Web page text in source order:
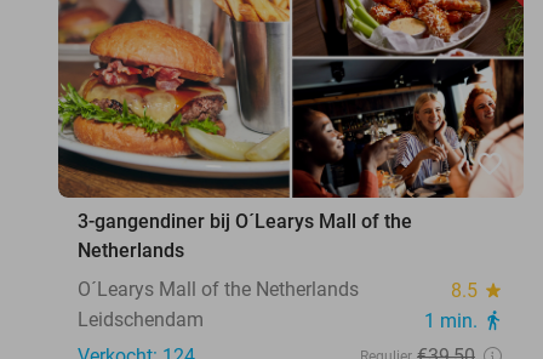
favorite_border
3-gangendiner bij O´Learys Mall of the
Netherlands
O´Learys Mall of the Netherlands
8.5 star
Leidschendam 1 min. directions_walk